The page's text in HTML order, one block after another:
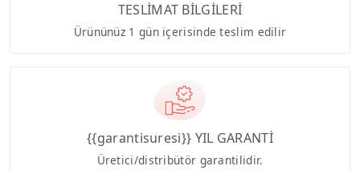
TESLİMAT BİLGİLERİ
Ürününüz 1 gün içerisinde teslim edilir
{{garantisuresi}} YIL GARANTİ
Üretici/distribütör garantilidir.